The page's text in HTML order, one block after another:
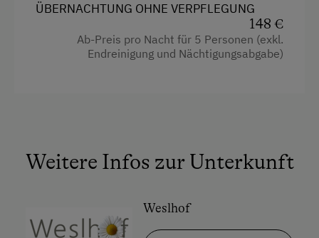
ÜBERNACHTUNG OHNE VERPFLEGUNG
148 €
Ab-Preis pro Nacht für 5 Personen (exkl.
Endreinigung und Nächtigungsabgabe)
Weitere Infos zur Unterkunft
Weslhof